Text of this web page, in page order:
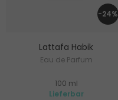
-24%
Lattafa Habik
Eau de Parfum
100 ml
Lieferbar